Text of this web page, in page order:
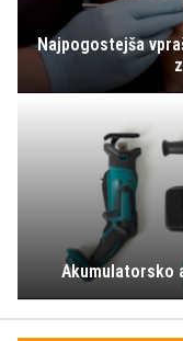
Najpogostejša
Akumulatorsko